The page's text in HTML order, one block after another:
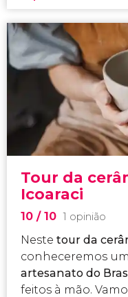
Tour da
Icoaraci
10 / 10 1 opinião
Neste tour da
conheceremos
artesanato do
feitos à mão.